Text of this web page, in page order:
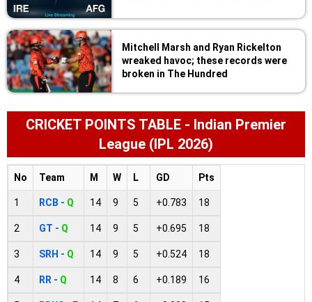
Mitchell Marsh and Ryan Rickelton
wreaked havoc; these records were
broken in The Hundred
CRICKET POINTS TABLE - Indian Premier
League (IPL 2026)
No Team M W L GD Pts
1 RCB - Q 14 9 5 +0.783 18
2 GT - Q 14 9 5 +0.695 18
3 SRH - Q 14 9 5 +0.524 18
4 RR - Q 14 8 6 +0.189 16